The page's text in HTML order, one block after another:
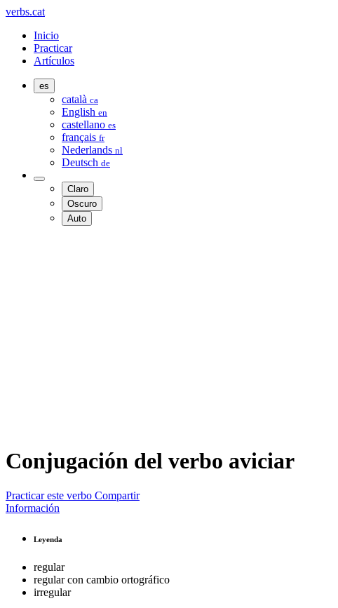
verbs.cat
Inicio
Practicar
Artículos
es
català ca
English en
castellano es
français fr
Nederlands nl
Deutsch de
Claro
Oscuro
Auto
Conjugación del verbo aviciar
Practicar este verbo Compartir
Información
Leyenda
regular
regular con cambio ortográfico
irregular